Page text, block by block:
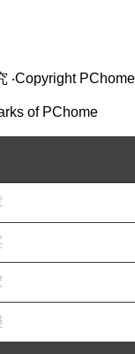
‧Copyright PChome
of PChome